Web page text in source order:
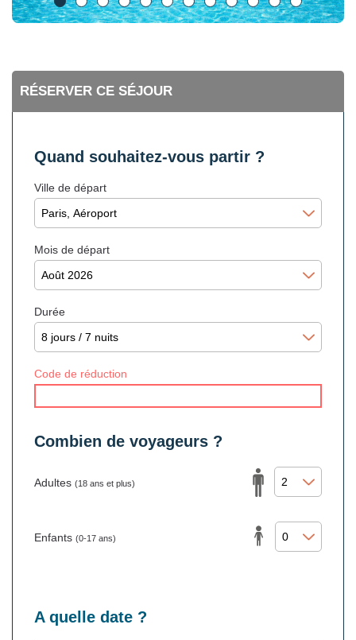
RÉSERVER CE SÉJOUR
Quand souhaitez-vous partir ?
Ville de départ
Mois de départ
Durée
Code de réduction
Combien de voyageurs ?
Adultes (18 ans et plus)
Enfants (0-17 ans)
A quelle date ?